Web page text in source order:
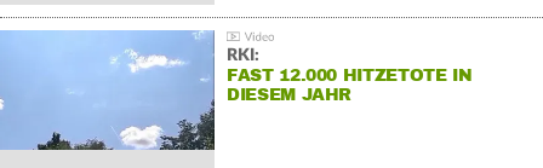
RKI:
FAST 12.000 HITZETOTE IN
DIESEM JAHR